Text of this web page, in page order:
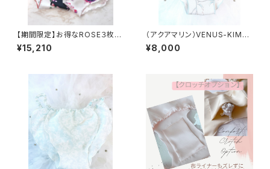
【期間限定】お得なROSE３枚セ
ット
¥15,210
（アクアマリン）VENUS-KIMO
NO
¥8,000